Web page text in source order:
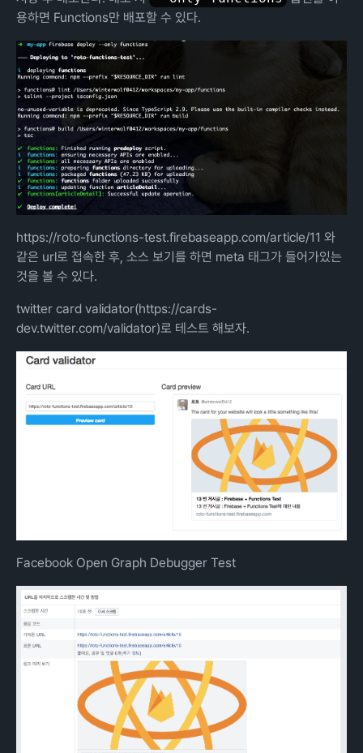
용하면 Functions만 배포할 수 있다.
https://roto-functions-test.firebaseapp.com/article/11 와
같은 url로 접속한 후, 소스 보기를 하면 meta 태그가 들어가있는
것을 볼 수 있다.
twitter card validator(https://cards-
dev.twitter.com/validator)로 테스트 해보자.
Facebook Open Graph Debugger Test